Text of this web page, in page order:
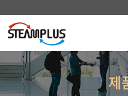
제